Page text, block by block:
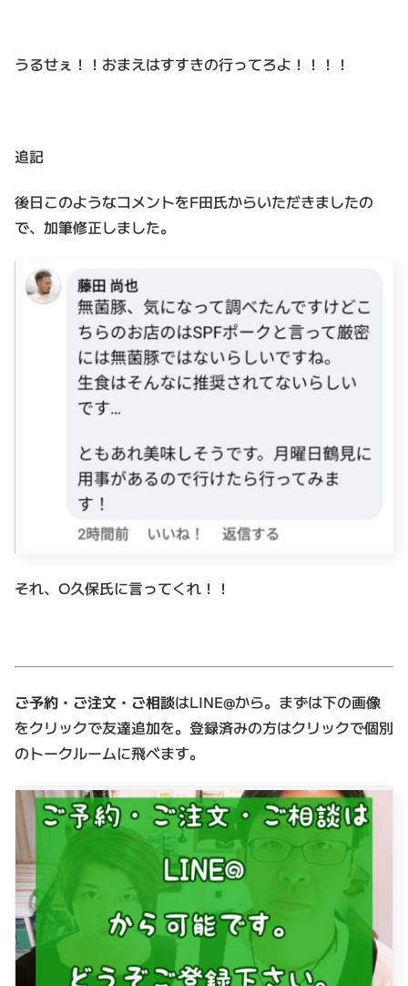
うるせぇ！！おまえはすすきの行ってろよ！！！！
追記
後日このようなコメントをF田氏からいただきましたの
で、加筆修正しました。
それ、O久保氏に言ってくれ！！
ご予約・ご注文・ご相談はLINE@から。まずは下の画像
をクリックで友達追加を。登録済みの方はクリックで個別
のトークルームに飛べます。